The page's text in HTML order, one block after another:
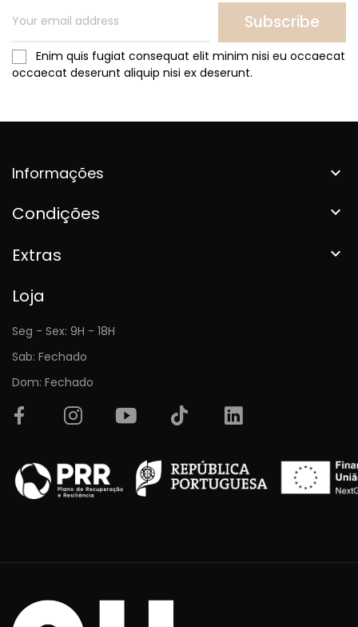
Subscribe
Enim quis fugiat consequat elit minim nisi eu occaecat
occaecat deserunt aliquip nisi ex deserunt.
Informações 
Condições 
Extras 
Loja
Seg - Sex: 9H - 18H
Sab: Fechado
Dom: Fechado